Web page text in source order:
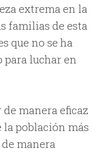
extrema en la
familias de esta
que no se ha
para luchar en
manera eficaz
la población más
manera